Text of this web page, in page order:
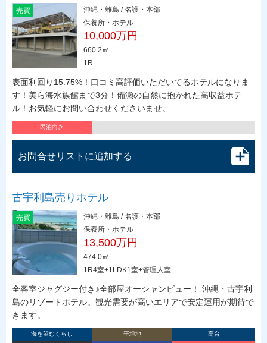
売買
沖縄・離島 / 名護・本部
保養所・ホテル
10,000万円
660.2㎡
1R
表面利回り15.75%！口コミ高評価いただいてるホテルになりま
す！美ら海水族館まで3分！備瀬の自然に抱かれた高収益ホテ
ル！お気軽にお問い合わせくださいませ。
民泊向き
お問合せリストに追加する
古宇利島売りホテル
売買
沖縄・離島 / 名護・本部
保養所・ホテル
13,500万円
474.0㎡
1R4室+1LDK1室+管理人室
全客室ジャグジー付き♪全部屋オーシャンビュー！ 沖縄・古宇利
島のリゾートホテル。観光需要が高いエリアで安定運用が期待で
きます。
海を望むくらし 平坦地
高台